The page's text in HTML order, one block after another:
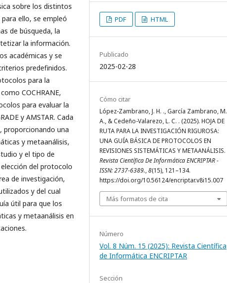
sobre los distintos
ello, se empleó
de búsqueda, la
la información.
académicas y se
predefinidos.
para la
COCHRANE,
para evaluar la
y AMSTAR. Cada
proporcionando una
y metaanálisis,
y el tipo de
del protocolo
de investigación,
y del cual
útil para que los
y metaanálisis en
PDF HTML
Publicado
2025-02-28
Cómo citar
López-Zambrano, J. H. ., García Zambrano, M.
A., & Cedeño-Valarezo, L. C. . (2025). HOJA DE
RUTA PARA LA INVESTIGACIÓN RIGUROSA:
UNA GUÍA BÁSICA DE PROTOCOLOS EN
REVISIONES SISTEMÁTICAS Y METAANÁLISIS.
Revista Científica De Informática ENCRIPTAR -
ISSN: 2737-6389.,8(15), 121–134.
https://doi.org/10.56124/encriptar.v8i15.007
Más formatos de cita
Número
Vol. 8 Núm. 15 (2025): Revista Científica
de Informática ENCRIPTAR
Sección